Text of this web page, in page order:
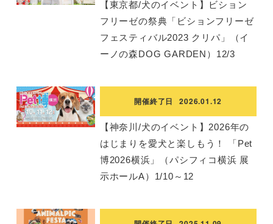
【東京都/犬のイベント】ビション
フリーゼの祭典「ビションフリーゼ
フェスティバル2023 クリパ」（イ
ーノの森DOG GARDEN）12/3
開催終了日 2026.01.12
【神奈川/犬のイベント】2026年の
はじまりを愛犬と楽しもう！ 「Pet
博2026横浜」（パシフィコ横浜 展
示ホールA）1/10～12